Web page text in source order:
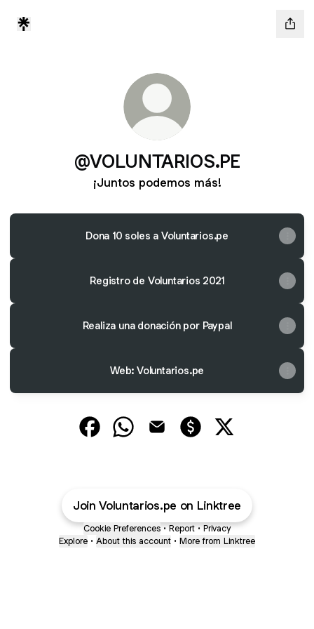
@VOLUNTARIOS.PE
¡Juntos podemos más!
Dona 10 soles a Voluntarios.pe
Registro de Voluntarios 2021
Realiza una donación por Paypal
Web: Voluntarios.pe
Join Voluntarios.pe on Linktree
Cookie Preferences • Report • Privacy
Explore • About this account • More from Linktree